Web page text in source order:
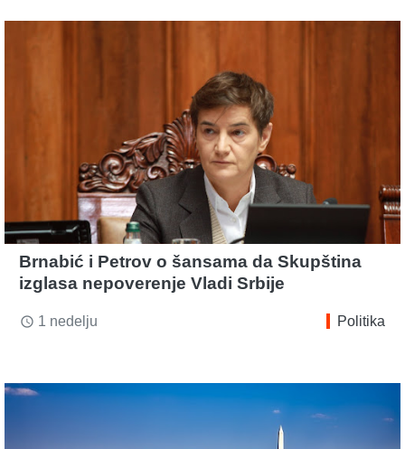
Brnabić i Petrov o šansama da Skupština
izglasa nepoverenje Vladi Srbije
access_time 1 nedelju Politika